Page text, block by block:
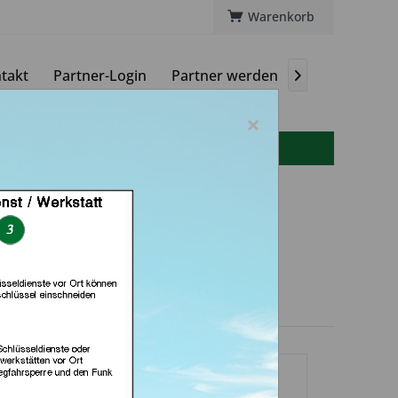
Warenkorb
Partner-Login Partner werden 
Brkic,
GbR (in
×